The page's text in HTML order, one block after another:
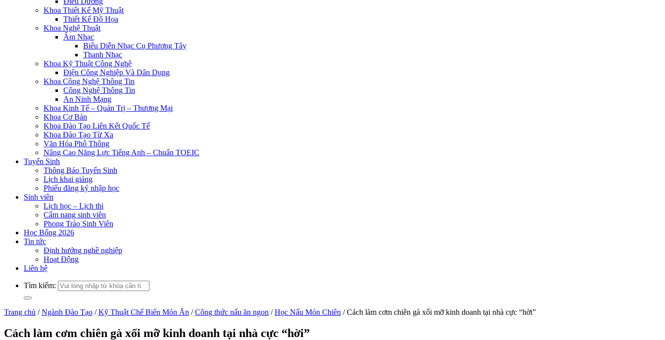
Khoa Thiết Kế Mỹ Thuật
Thiết Kế Đồ Họa
Khoa Nghệ Thuật
Âm Nhạc
Biểu Diễn Nhạc Cụ Phương Tây
Thanh Nhạc
Khoa Kỹ Thuật Công Nghệ
Điện Công Nghiệp Và Dân Dụng
Khoa Công Nghệ Thông Tin
Công Nghệ Thông Tin
An Ninh Mạng
Khoa Kinh Tế – Quản Trị – Thương Mại
Khoa Cơ Bản
Khoa Đào Tạo Liên Kết Quốc Tế
Khoa Đào Tạo Từ Xa
Văn Hóa Phổ Thông
Nâng Cao Năng Lực Tiếng Anh – Chuẩn TOEIC
Tuyển Sinh
Thông Báo Tuyển Sinh
Lịch khai giảng
Phiếu đăng ký nhập học
Sinh viên
Lịch học – Lịch thi
Cẩm nang sinh viên
Phong Trào Sinh Viên
Học Bổng 2026
Tin tức
Định hướng nghề nghiệp
Hoạt Động
Liên hệ
Tìm kiếm:
Trang chủ / Ngành Đào Tạo / Kỹ Thuật Chế Biến Món Ăn / Công thức nấu ăn ngon / Học Nấu Món Chiên / Cách làm cơm chiên gà xối mỡ kinh doanh tại nhà cực “hời”
Cách làm cơm chiên gà xối mỡ kinh doanh tại nhà cực “hời”